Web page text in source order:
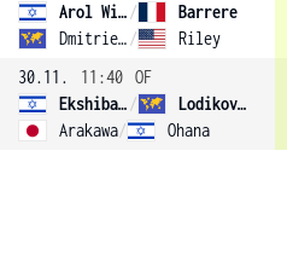
Arol Wiegand /
Barrere
Dmitrieva / Riley
30.11.
11:40 OF
Ekshibarova /
Lodikova (1)
Arakawa/ Ohana